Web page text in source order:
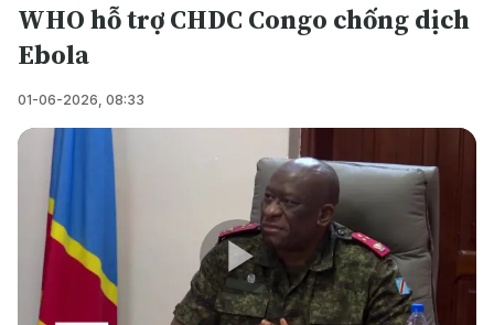
WHO hỗ trợ CHDC Congo chống dịch
Ebola
01-06-2026, 08:33
Play